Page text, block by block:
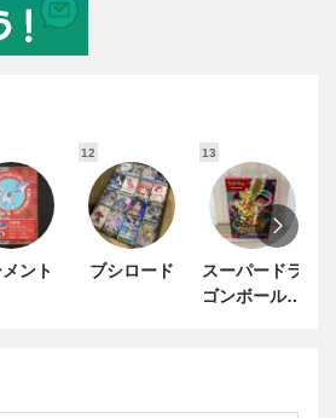
メント
12
ブシロード
13
スーパードラ
ゴンボールヒ